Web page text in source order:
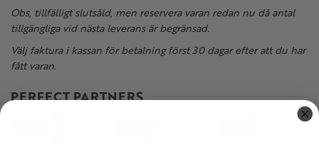
Obs, tillfälligt slutsåld, men reservera varan redan nu då antal
tillgängliga vid nästa leverans är begränsad.
Välj faktura i kassan för betalning först 30 dagar efter att du har
fått varan.
PERFECT PARTNERS